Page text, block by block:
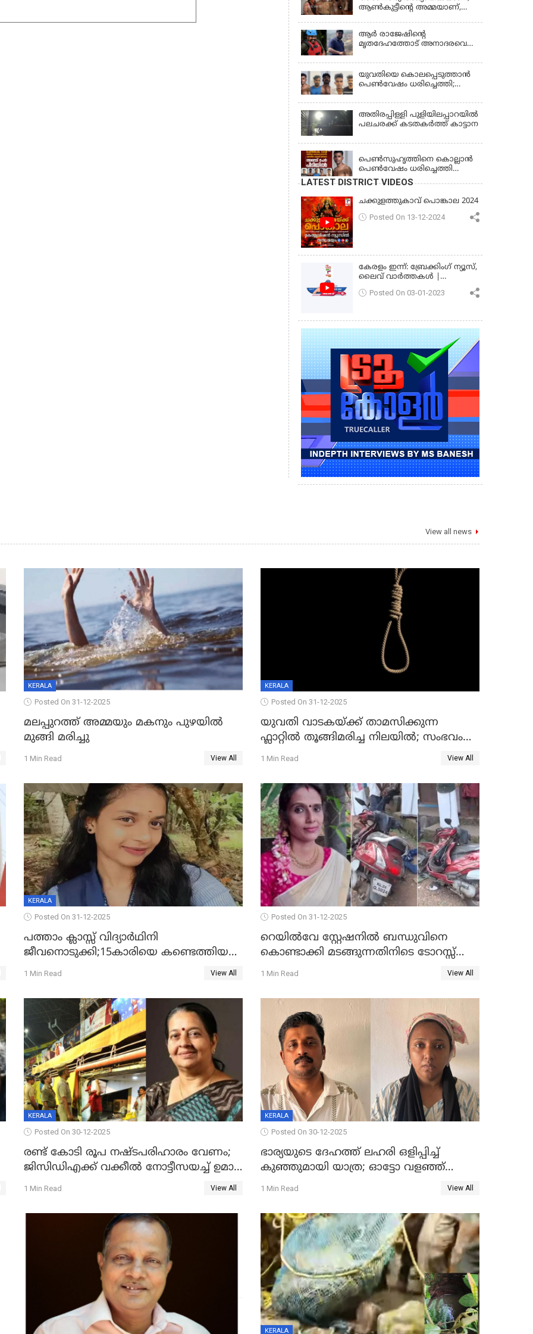
ആണ്‍കുട്ടീന്റെ അമ്മയാണ്‌,
കസ്റ്റഡിയിൽ വിട്ട് കോടതി,
ജാമ്യാപേക്ഷ തള്ളി
ആര്‍ രാജേഷിന്റെ
മൃതദേഹത്തോട് അനാദരവെന്ന്
ക്രമീകരണത്തില്‍ ഗുരുതര
വീഴ്ച; മൃതദേഹം ചാവക്കാട്
വരെ എത്തിച്ചത് ഫ്രീസര്‍
സംവിധാനം ഇല്ലാതെയെന്നും
ആരോപണം
യുവതിയെ കൊലപ്പെടുത്താൻ
പെൺവേഷം ധരിച്ചെത്തി;
അതിരപ്പിള്ളി പുളിയിലപ്പാറയിൽ
പലചരക്ക് കടതകർത്ത് കാട്ടാന
പെണ്‍സുഹൃത്തിനെ കൊല്ലാന്‍
പെണ്‍വേഷം ധരിച്ചെത്തി
യുവാവ്; അഞ്ചുപേരെ പൊക്കി
പൊലീസ്
LATEST DISTRICT VIDEOS
ചക്കുളത്തുകാവ് പൊങ്കാല 2024
Posted On 13-12-2024
കേരളം ഇന്ന്: ബ്രേക്കിംഗ് ന്യൂസ്,
ലൈവ് വാർത്തകൾ |
Posted On 03-01-2023
View all news
KERALA
Posted On 31-12-2025
മലപ്പുറത്ത് അമ്മയും മകനും പുഴയിൽ
മുങ്ങി മരിച്ചു
1 Min Read View All
KERALA
Posted On 31-12-2025
യുവതി വാടകയ്ക്ക് താമസിക്കുന്ന
ഫ്ലാറ്റില്‍ തൂങ്ങിമരിച്ച നിലയില്‍; സംഭവം
കൈതപ്പൊയിലില്‍
1 Min Read View All
KERALA
Posted On 31-12-2025
പത്താം ക്ലാസ്സ് വിദ്യാര്‍ഥിനി
ജീവനൊടുക്കി;15കാരിയെ കണ്ടെത്തിയത്
കിടപ്പുമുറിയില്‍ തൂങ്ങി മരിച്ച നിലയിൽ
1 Min Read View All
Posted On 31-12-2025
റെയിൽവേ സ്റ്റേഷനിൽ ബന്ധുവിനെ
കൊണ്ടാക്കി മടങ്ങുന്നതിനിടെ ടോറസ്സ്
ലോറി സ്കൂട്ടറിൽ ഇടിച്ചു : യുവതിക്ക്
1 Min Read View All
KERALA
Posted On 30-12-2025
രണ്ട് കോടി രൂപ നഷ്ടപരിഹാരം വേണം;
ജിസിഡിഎക്ക് വക്കീൽ നോട്ടീസയച്ച് ഉമാ
തോമസ്
1 Min Read View All
KERALA
Posted On 30-12-2025
ഭാര്യയുടെ ദേഹത്ത് ലഹരി ഒളിപ്പിച്ച്
കുഞ്ഞുമായി യാത്ര; ഓട്ടോ വളഞ്ഞ്
ദമ്പതികളെ പിടികൂടി പൊലീസ്
1 Min Read View All
KERALA